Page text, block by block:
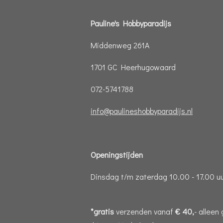
Pauline's Hobbyparadijs
Middenweg 261A
1701 GC Heerhugowaard
072-5741788
info@paulineshobbyparadijs.nl
Openingstijden
Dinsdag t/m zaterdag 10.00 - 17.00
*gratisverzenden vanaf € 40,- alleen